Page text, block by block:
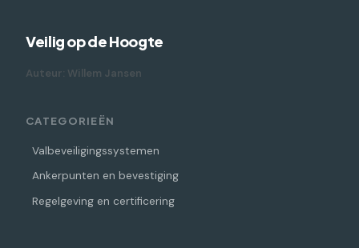
Veilig op de Hoogte
Auteur: Willem Jansen
CATEGORIEËN
Valbeveiligingssystemen
Ankerpunten en bevestiging
Regelgeving en certificering